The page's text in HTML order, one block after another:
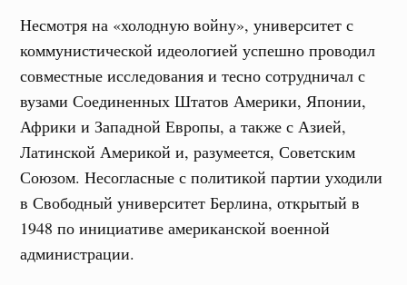
Несмотря на «холодную войну», университет с
коммунистической идеологией успешно проводил
совместные исследования и тесно сотрудничал с
вузами Соединенных Штатов Америки, Японии,
Африки и Западной Европы, а также с Азией,
Латинской Америкой и, разумеется, Советским
Союзом. Несогласные с политикой партии уходили
в Свободный университет Берлина, открытый в
1948 по инициативе американской военной
администрации.